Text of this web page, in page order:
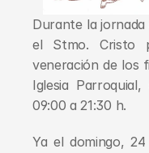
Durante la
el Stmo. Cristo
veneración de los
Iglesia
09:00 a 21:30 h.
Ya el domingo,